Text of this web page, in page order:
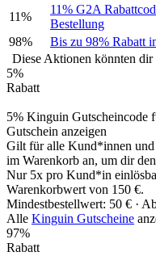
11%
11% G2A
Bestellung
98%
Bis zu 98% Rabatt
Diese Aktionen könnten dir
5%
Rabatt
5% Kinguin Gutscheincode
Gutschein anzeigen
Gilt für alle Kund*innen und
im Warenkorb an, um dir
Nur 5x pro Kund*in
Warenkorbwert von 150 €.
Mindestbestellwert: 50 € ·
Alle Kinguin Gutscheine
97%
Rabatt